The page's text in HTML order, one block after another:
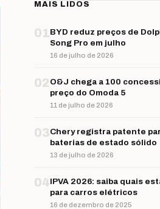
MAIS LIDOS
01BYD reduz preços de
Song Pro em julho
16 de julho de 2026
02 O&J chega a 100
preço do Omoda 5
11 de julho de 2026
03Chery registra patente
baterias de estado sólido
13 de julho de 2026
04IPVA 2026: saiba quais
para carros elétricos
16 de dezembro de 2025